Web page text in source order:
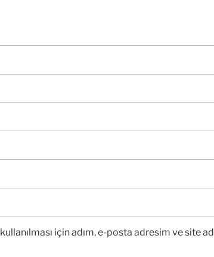
için adım, e-posta adresim ve site